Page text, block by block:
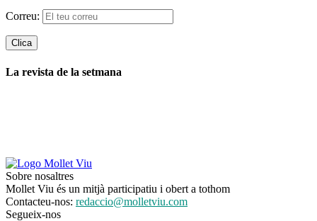
Correu:
La revista de la setmana
Sobre nosaltres
Mollet Viu és un mitjà participatiu i obert a tothom
Contacteu-nos: redaccio@molletviu.com
Segueix-nos